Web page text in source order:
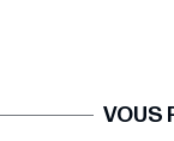
VOUS